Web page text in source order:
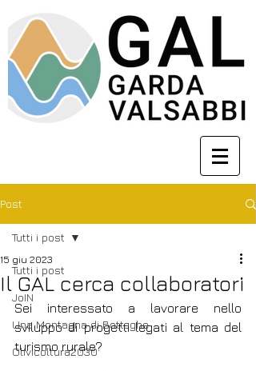
Post
Tutti i post
JoIN
Una Montagna di Botteghe
Olivicoltura2030
Tutti i post
Il GAL cerca collaboratori
15 giu 2023
Sei interessato a lavorare nello
sviluppo di progetti legati al tema del
turismo rurale?